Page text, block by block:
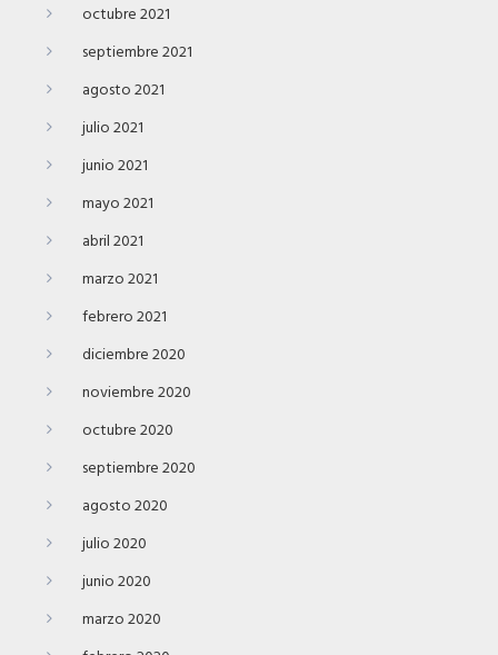
octubre 2021
septiembre 2021
agosto 2021
julio 2021
junio 2021
mayo 2021
abril 2021
marzo 2021
febrero 2021
diciembre 2020
noviembre 2020
octubre 2020
septiembre 2020
agosto 2020
julio 2020
junio 2020
marzo 2020